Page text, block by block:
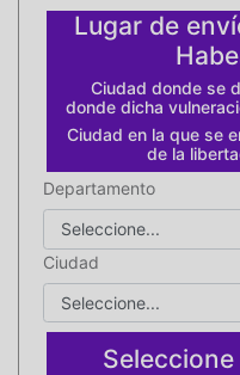
Lugar de
Ciudad donde se
donde dicha
Ciudad en la que se
de la
Departamento
Ciudad